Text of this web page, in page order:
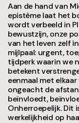
Aan de hand van
epistème laat het
wordt verbeeld in
bewustzijn, onze
van het leven zelf
mijlpaal: urgent,
tijdperk waarin we
betekent
eenmaal met
ongeacht de
beïnvloedt,
Onherroepelijk. Dit
werkelijkheid op